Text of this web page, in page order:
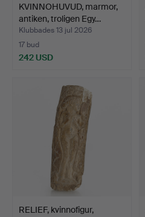
KVINNOHUVUD, marmor,
antiken, troligen Egy…
Klubbades 13 jul 2026
17 bud
242 USD
RELIEF, kvinnofigur,